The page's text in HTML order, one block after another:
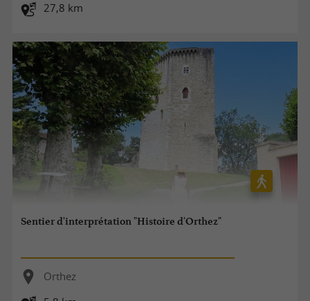
27,8 km
Sentier d'interprétation "Histoire d'Orthez"
Orthez